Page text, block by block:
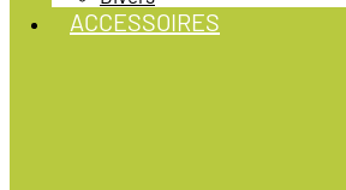
ACCESSOIRES